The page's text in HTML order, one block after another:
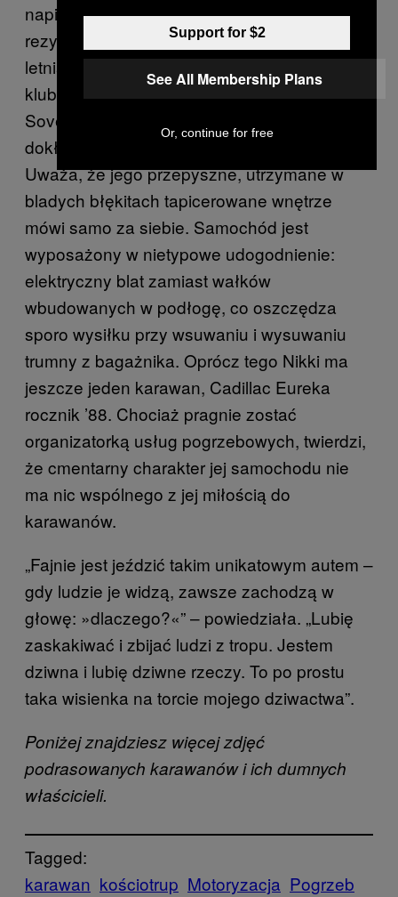
napisem „POGRZEB”, a niektórzy w ogóle
rezygnują z modyfikacji. Na przykład 24-
letnia Nikki Maurer, najmłodsza członkini
klubu, zachowała swojego Cadillaca Superior
Sovereign Three-Way z 1984 roku w
dokładnie w takim stanie, w jakim go kupiła.
Uważa, że jego przepyszne, utrzymane w
bladych błękitach tapicerowane wnętrze
mówi samo za siebie. Samochód jest
wyposażony w nietypowe udogodnienie:
elektryczny blat zamiast wałków
wbudowanych w podłogę, co oszczędza
sporo wysiłku przy wsuwaniu i wysuwaniu
trumny z bagażnika. Oprócz tego Nikki ma
jeszcze jeden karawan, Cadillac Eureka
rocznik ’88. Chociaż pragnie zostać
organizatorką usług pogrzebowych, twierdzi,
że cmentarny charakter jej samochodu nie
ma nic wspólnego z jej miłością do
karawanów.
„Fajnie jest jeździć takim unikatowym autem –
gdy ludzie je widzą, zawsze zachodzą w
głowę: »dlaczego?«” – powiedziała. „Lubię
zaskakiwać i zbijać ludzi z tropu. Jestem
dziwna i lubię dziwne rzeczy. To po prostu
taka wisienka na torcie mojego dziwactwa”.
Poniżej znajdziesz więcej zdjęć
podrasowanych karawanów i ich dumnych
właścicieli.
Tagged:
karawan kościotrup Motoryzacja Pogrzeb
Support for $2
See All Membership Plans
Or, continue for free